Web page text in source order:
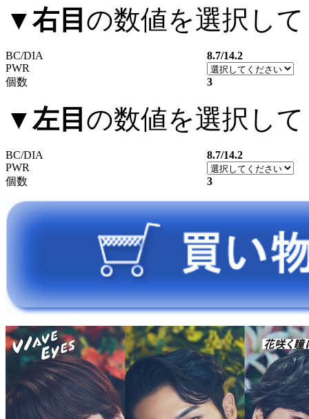
▼右目 の数値を選択し
BC/DIA
8.7/14.2
PWR
個数
3
▼左目 の数値を選択し
BC/DIA
8.7/14.2
PWR
個数
3